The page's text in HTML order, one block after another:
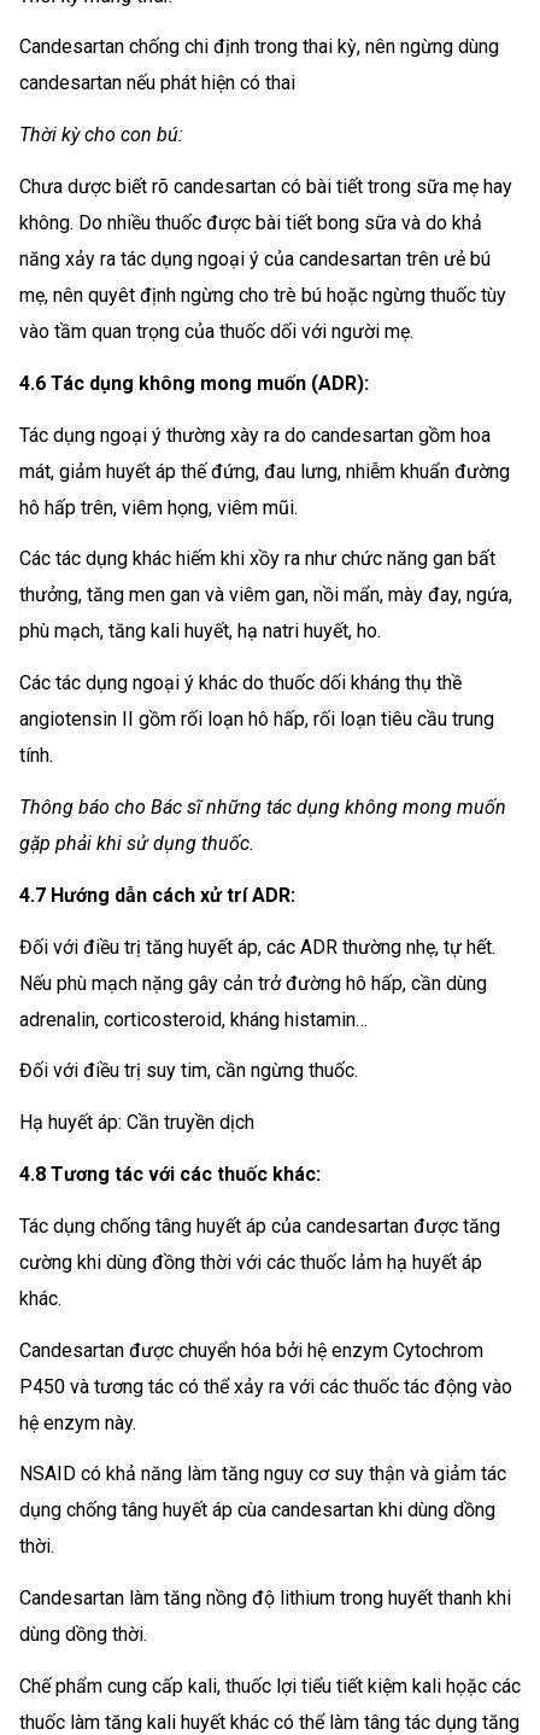
Candesartan chống chi định trong thai kỳ, nên ngừng dùng
candesartan nếu phát hiện có thai
Thời kỳ cho con bú:
Chưa dược biết rõ candesartan có bài tiết trong sữa mẹ hay
không. Do nhiều thuốc được bài tiết bong sữa và do khả
năng xảy ra tác dụng ngoại ý của candesartan trên ưẻ bú
mẹ, nên quyêt định ngừng cho trè bú hoặc ngừng thuốc tùy
vào tầm quan trọng của thuốc dối với người mẹ.
4.6 Tác dụng không mong muốn (ADR):
Tác dụng ngoại ý thường xày ra do candesartan gồm hoa
mát, giảm huyết áp thế đứng, đau lưng, nhiễm khuẩn đường
hô hấp trên, viêm họng, viêm mũi.
Các tác dụng khác hiếm khi xồy ra như chức năng gan bất
thưởng, tăng men gan và viêm gan, nồi mẩn, mày đay, ngứa,
phù mạch, tăng kali huyết, hạ natri huyết, ho.
Các tác dụng ngoại ý khác do thuốc dối kháng thụ thề
angiotensin II gồm rối loạn hô hấp, rối loạn tiêu cầu trung
tính.
Thông báo cho Bác sĩ những tác dụng không mong muốn
gặp phải khi sử dụng thuốc.
4.7 Hướng dẫn cách xử trí ADR:
Đối với điều trị tăng huyết áp, các ADR thường nhẹ, tự hết.
Nếu phù mạch nặng gây cản trở đường hô hấp, cần dùng
adrenalin, corticosteroid, kháng histamin…
Đối với điều trị suy tim, cần ngừng thuốc.
Hạ huyết áp: Cần truyền dịch
4.8 Tương tác với các thuốc khác:
Tác dụng chống tâng huyết áp của candesartan được tăng
cường khi dùng đồng thời với các thuốc lảm hạ huyết áp
khác.
Candesartan được chuyển hóa bởi hệ enzym Cytochrom
P450 và tương tác có thể xảy ra với các thuốc tác động vào
hệ enzym này.
NSAID có khả năng làm tăng nguy cơ suy thận và giảm tác
dụng chống tâng huyết áp cùa candesartan khi dùng dồng
thời.
Candesartan làm tăng nồng độ lithium trong huyết thanh khi
dùng dồng thời.
Chế phẩm cung cấp kali, thuốc lợi tiểu tiết kiệm kali họặc các
thuốc làm tăng kali huyết khác có thể làm tâng tác dụng tăng